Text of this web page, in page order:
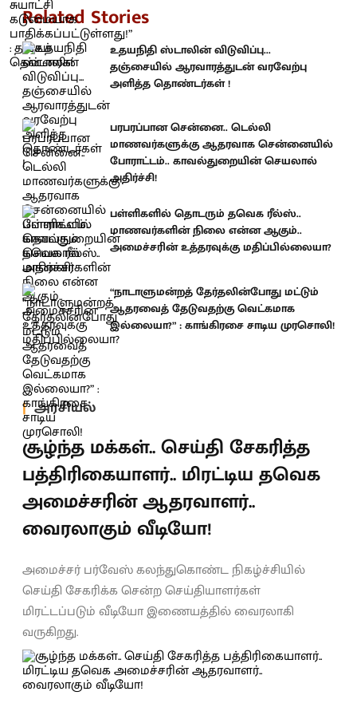
Related Stories
உதயநிதி ஸ்டாலின் விடுவிப்பு...
தஞ்சையில் ஆரவாரத்துடன் வரவேற்பு
அளித்த தொண்டர்கள் !
பரபரப்பான சென்னை.. டெல்லி
மாணவர்களுக்கு ஆதரவாக சென்னையில்
போராட்டம்.. காவல்துறையின் செயலால்
அதிர்ச்சி!
பள்ளிகளில் தொடரும் தவெக ரீல்ஸ்..
மாணவர்களின் நிலை என்ன ஆகும்..
அமைச்சரின் உத்தரவுக்கு மதிப்பில்லையா?
“நாடாளுமன்றத் தேர்தலின்போது மட்டும்
ஆதரவைத் தேடுவதற்கு வெட்கமாக
இல்லையா?” : காங்கிரசை சாடிய முரசொலி!
அரசியல்
சூழ்ந்த மக்கள்.. செய்தி சேகரித்த
பத்திரிகையாளர்.. மிரட்டிய தவெக
அமைச்சரின் ஆதரவாளர்..
வைரலாகும் வீடியோ!
அமைச்சர் பர்வேஸ் கலந்துகொண்ட நிகழ்ச்சியில்
செய்தி சேகரிக்க சென்ற செய்தியாளர்கள்
மிரட்டப்படும் வீடியோ இணையத்தில் வைரலாகி
வருகிறது.